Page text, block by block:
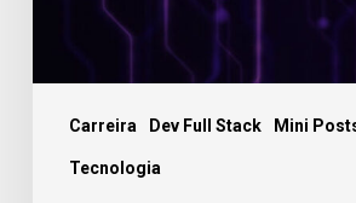
Carreira Dev Full Stack Mini
Tecnologia